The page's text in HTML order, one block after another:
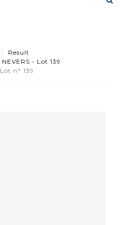
Result
NEVERS - Lot 139
Lot n° 139